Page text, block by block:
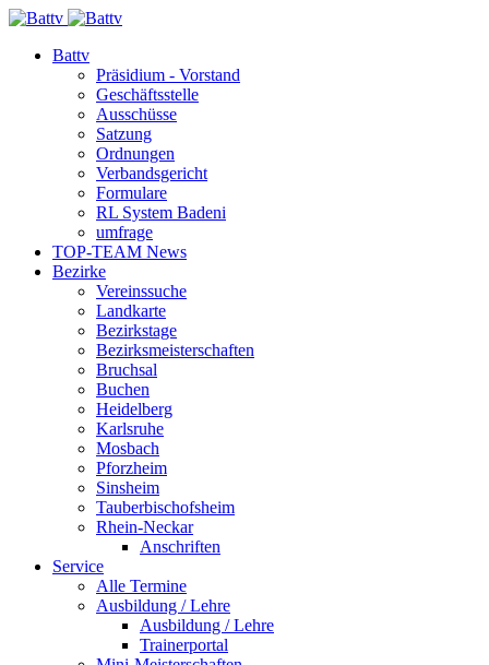
Battv
Präsidium - Vorstand
Geschäftsstelle
Ausschüsse
Satzung
Ordnungen
Verbandsgericht
Formulare
RL System Badeni
umfrage
TOP-TEAM News
Bezirke
Vereinssuche
Landkarte
Bezirkstage
Bezirksmeisterschaften
Bruchsal
Buchen
Heidelberg
Karlsruhe
Mosbach
Pforzheim
Sinsheim
Tauberbischofsheim
Rhein-Neckar
Anschriften
Service
Alle Termine
Ausbildung / Lehre
Ausbildung / Lehre
Trainerportal